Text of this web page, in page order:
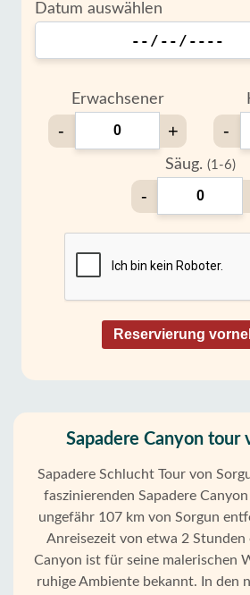
Datum auswählen
Erwachsener
- + -
Säug. (1-6)
-
Reservierung
Sapadere Canyon tour
Sapadere Schlucht Tour von
faszinierenden Sapadere
ungefähr 107 km von Sorgun
Anreisezeit von etwa 2
Canyon ist für seine malerischen
ruhige Ambiente bekannt. In den